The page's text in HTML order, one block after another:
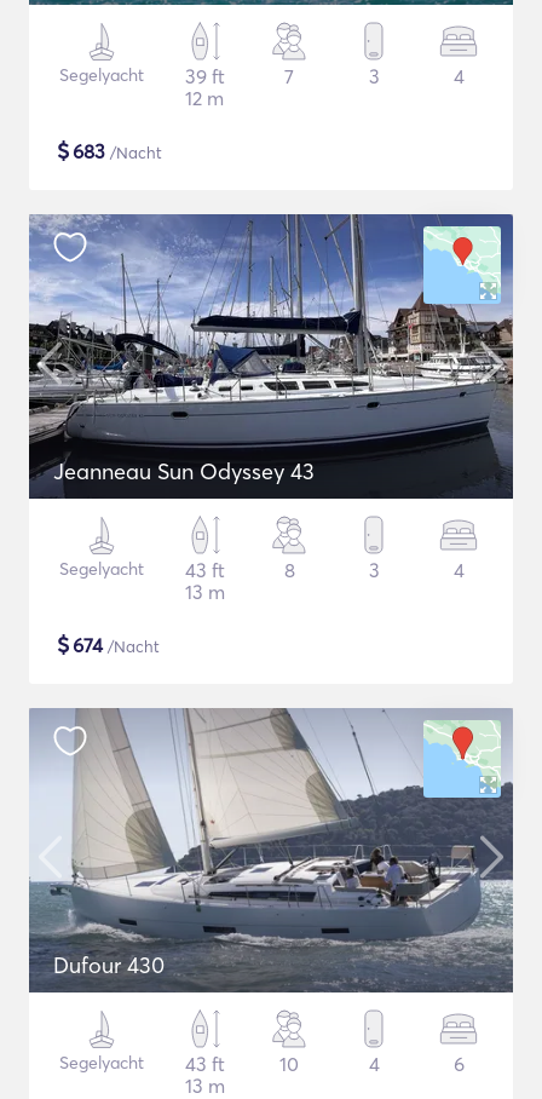
Segelyacht
39 ft
12 m
7 3 4
$683 /Nacht
Jeanneau Sun Odyssey 43
Segelyacht
43 ft
13 m
8 3 4
$674/Nacht
Dufour 430
Segelyacht
43 ft
13 m
10 4 6